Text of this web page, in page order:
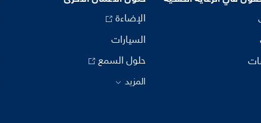
الإضاءة
السيارات
حلول السمع
المزيد